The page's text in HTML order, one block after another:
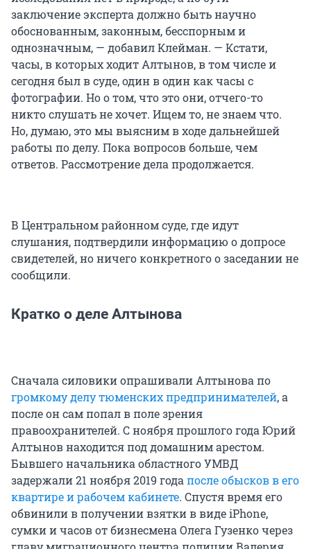
заключение эксперта должно быть научно
обоснованным, законным, бесспорным и
однозначным, — добавил Клейман. — Кстати,
часы, в которых ходит Алтынов, в том числе и
сегодня был в суде, один в один как часы с
фотографии. Но о том, что это они, отчего-то
никто слушать не хочет. Ищем то, не знаем что.
Но, думаю, это мы выясним в ходе дальнейшей
работы по делу. Пока вопросов больше, чем
ответов. Рассмотрение дела продолжается.
В Центральном районном суде, где идут
слушания, подтвердили информацию о допросе
свидетелей, но ничего конкретного о заседании не
сообщили.
Кратко о деле Алтынова
Сначала силовики опрашивали Алтынова по
громкому делу тюменских предпринимателей, а
после он сам попал в поле зрения
правоохранителей. С ноября прошлого года Юрий
Алтынов находится под домашним арестом.
Бывшего начальника областного УМВД
задержали 21 ноября 2019 годапосле обысков в его
квартире и рабочем кабинете. Спустя время его
обвинили в получении взятки в виде iPhone,
сумки и часов от бизнесмена Олега Гузенко через